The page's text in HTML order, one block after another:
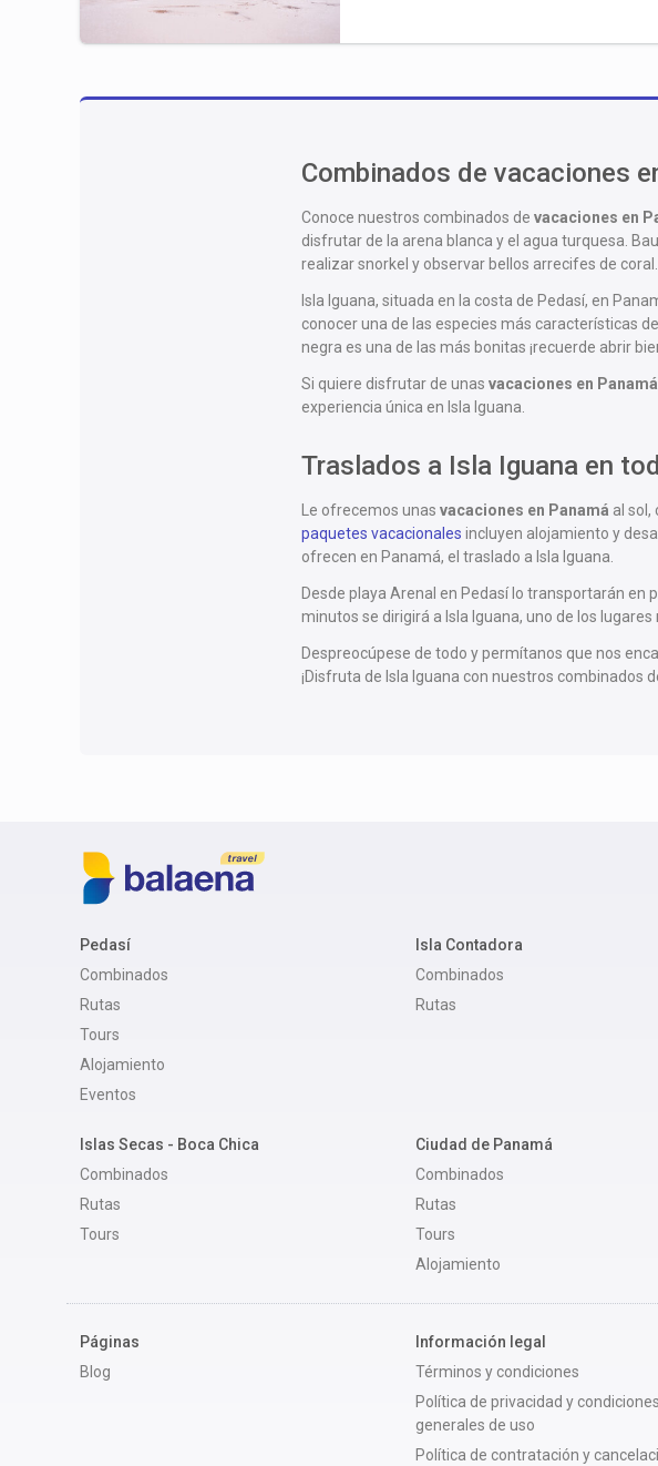
Combinados de vacaciones
Conoce nuestros combinados de vacaciones en
disfrutar de la arena blanca y el agua turquesa.
realizar snorkel y observar bellos arrecifes de coral.
Isla Iguana, situada en la costa de Pedasí, en
conocer una de las especies más características
negra es una de las más bonitas ¡recuerde abrir
Si quiere disfrutar de unas vacaciones en Panamá
experiencia única en Isla Iguana.
Traslados a Isla Iguana en
Le ofrecemos unas vacaciones en Panamá al sol,
paquetes vacacionales incluyen alojamiento y
ofrecen en Panamá, el traslado a Isla Iguana.
Desde playa Arenal en Pedasí lo transportarán en
minutos se dirigirá a Isla Iguana, uno de los
Despreocúpese de todo y permítanos que nos
¡Disfruta de Isla Iguana con nuestros combinados
Pedasí
Combinados
Rutas
Tours
Alojamiento
Eventos
Isla Contadora
Combinados
Rutas
Islas Secas - Boca Chica
Combinados
Rutas
Tours
Ciudad de Panamá
Combinados
Rutas
Tours
Alojamiento
Páginas
Blog
Información legal
Términos y condiciones
Política de privacidad y condiciones
generales de uso
Política de contratación y